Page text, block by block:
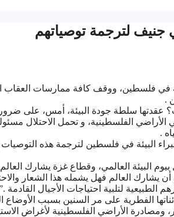
ﺟﻨﻴﻒ ﻟﺘﺮﺟﻤﺔ ﺗﻮﺻﻴﺎﺗﻬﻢ
ﻓﻲ ﻓﻠﺴﻄﻴﻦ، ﻭﻭﻗﻒ ﻛﺎﻓﺔ ﻣﻤﺎﺭﺳﺎﺕ ﺍﻟﻌﻘﺎﺏ
.
ﻋﻘﺪﺗﻬﺎ ﺳﻠﻄﺔ ﺟﻮﺩﺓ ﺍﻟﺒﻴﺌﺔ، ﺃﻣﺲ، ﻋﻠﻰ
ﺍﻷﺭﺍﺿﻲ ﺍﻟﻔﻠﺴﻄﻴﻨﻴﺔ، ﻭ ﺗﺤﻤﻞ ﺍﻻﺣﺘﻼﻝ
.
ﺍﻟﺒﻴﺌﺔ ﻓﻲ ﻓﻠﺴﻄﻴﻦ ﻟﺘﺮﺟﻤﺔ ﻫﺬﻩ
ﺍﻟﺒﻴﺌﺔ ﺍﻟﻌﺎﻟﻤﻲ، ﻭﻗﻄﺎﻉ ﻏﺰﺓ ﻳﺸﺎﺭﻙ
ﻳﺸﺎﺭﻙ ﺍﻟﻌﺎﻟﻢ ﻓﻬﻞ ﻳﺸﻤﻠﻪ ﻫﺬﺍ ﺍﻟﺸﻌﺎﺭ
ﻟﺘﻠﺒﻴﺔ ﺍﺣﺘﻴﺎﺟﺎﺕ ﺍﻷﺟﻴﺎﻝ ﺍﻟﻘﺎﺩﻣﺔ
ﺍﻟﻔﻄﺮﻳﺔ ﻋﻠﻰ ﻣﺮ ﺍﻟﺴﻨﻴﻦ ﺑﺴﺒﺐ
ﻭﻣﺼﺎﺩﺭﺓ ﺍﻷﺭﺍﺿﻲ ﺍﻟﻔﻠﺴﻄﻴﻨﻴﺔ ﻷﻏﺮﺍﺽ